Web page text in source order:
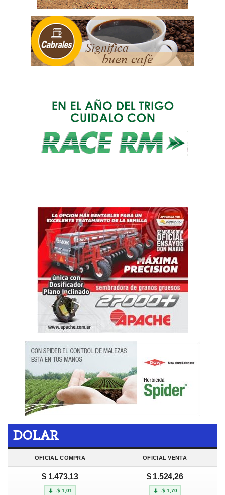
DOLAR
OFICIAL COMPRA OFICIAL VENTA
$ 1.473,13
-$ 1,01
$ 1.524,26
-$ 1,70